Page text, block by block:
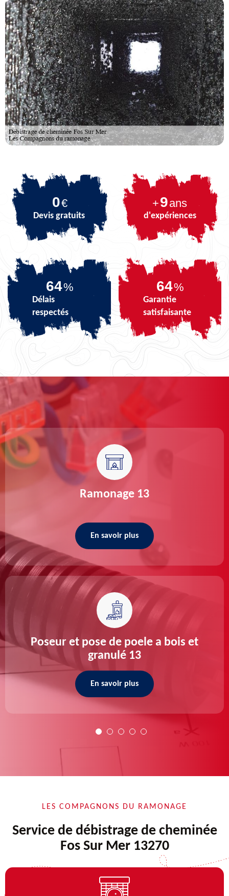
0€
Devis gratuits
+9ans
d'expériences
79%
Délais
respectés
79%
Garantie
satisfaisante
Ramonage 13
En savoir plus
Poseur et pose de poele a bois et
granulé 13
En savoir plus
LES COMPAGNONS DU RAMONAGE
Service de débistrage de cheminée
Fos Sur Mer 13270